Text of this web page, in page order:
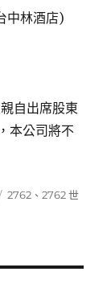
中林酒店)
自出席股東
本公司將不
標
2762 、2762 世